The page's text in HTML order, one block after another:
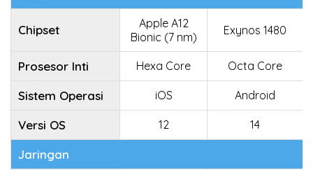
Chipset
Apple A12
Bionic (7 nm)
Exynos 1480
Prosesor Inti Hexa Core Octa Core
Sistem Operasi iOS Android
Versi OS 12 14
Jaringan